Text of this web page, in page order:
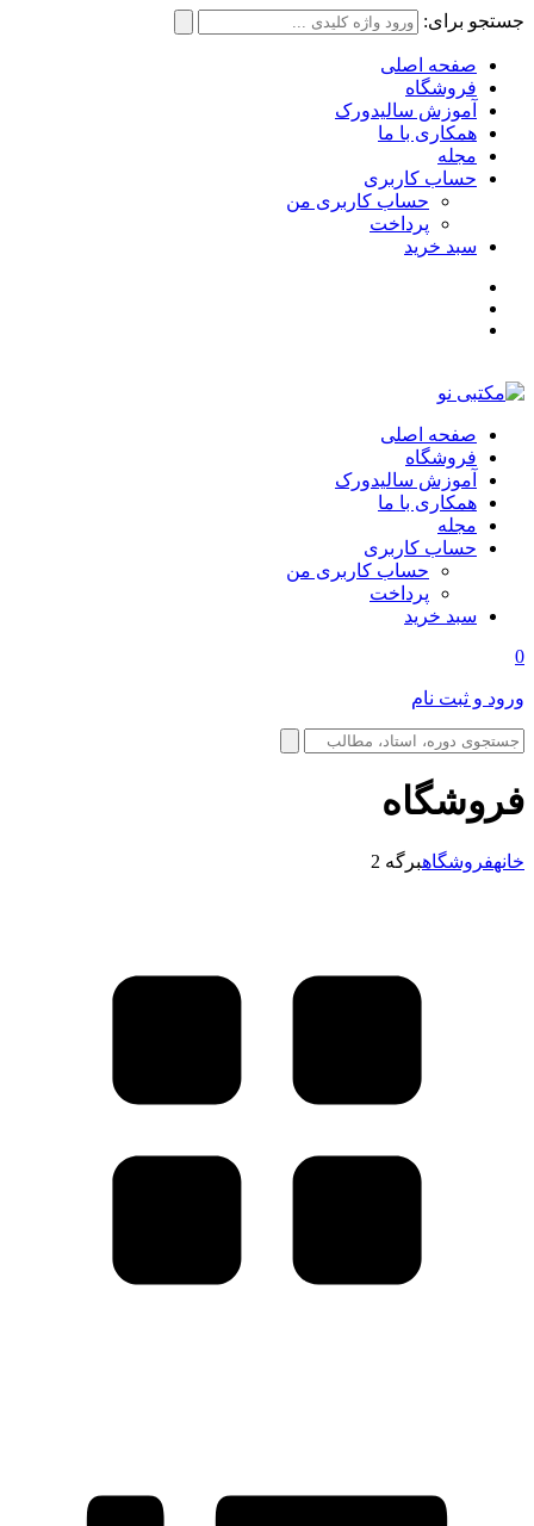
جستجو برای:
صفحه اصلی
فروشگاه
آموزش سالیدورک
همکاری با ما
مجله
حساب کاربری
حساب کاربری من
پرداخت
سبد خرید
صفحه اصلی
فروشگاه
آموزش سالیدورک
همکاری با ما
مجله
حساب کاربری
حساب کاربری من
پرداخت
سبد خرید
0
ورود و ثبت نام
فروشگاه
خانهفروشگاهبرگه 2